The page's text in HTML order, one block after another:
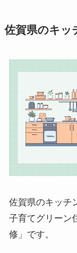
佐賀県のキッ
佐賀県のキッチ
子育てグリーン
修」です。